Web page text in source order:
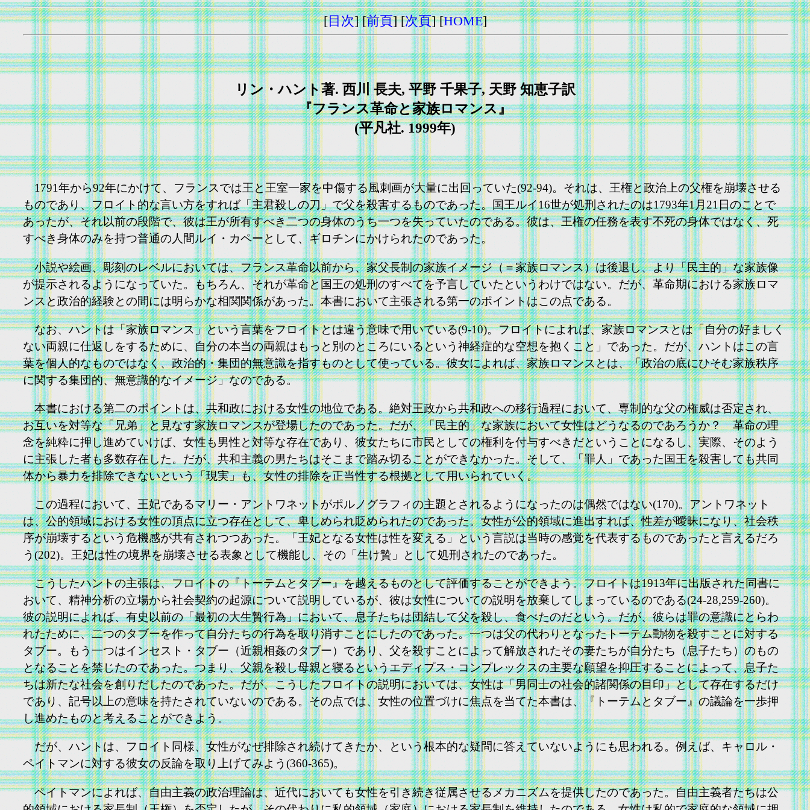
[目次] [前頁] [次頁] [HOME]
リン・ハント著. 西川 長夫, 平野 千果子, 天野 知恵子訳
『フランス革命と家族ロマンス』
(平凡社. 1999年)
1791年から92年にかけて、フランスでは王と王室一家を中傷する風刺画が大量に出回っていた(92-94)。それは、王権と政治上の父権を崩壊させる
ものであり、フロイト的な言い方をすれば「主君殺しの刀」で父を殺害するものであった。国王ルイ16世が処刑されたのは1793年1月21日のことで
あったが、それ以前の段階で、彼は王が所有すべき二つの身体のうち一つを失っていたのである。彼は、王権の任務を表す不死の身体ではなく、死
すべき身体のみを持つ普通の人間ルイ・カペーとして、ギロチンにかけられたのであった。
小説や絵画、彫刻のレベルにおいては、フランス革命以前から、家父長制の家族イメージ（＝家族ロマンス）は後退し、より「民主的」な家族像
が提示されるようになっていた。もちろん、それが革命と国王の処刑のすべてを予言していたというわけではない。だが、革命期における家族ロマ
ンスと政治的経験との間には明らかな相関関係があった。本書において主張される第一のポイントはこの点である。
なお、ハントは「家族ロマンス」という言葉をフロイトとは違う意味で用いている(9-10)。フロイトによれば、家族ロマンスとは「自分の好ましく
ない両親に仕返しをするために、自分の本当の両親はもっと別のところにいるという神経症的な空想を抱くこと」であった。だが、ハントはこの言
葉を個人的なものではなく、政治的・集団的無意識を指すものとして使っている。彼女によれば、家族ロマンスとは、「政治の底にひそむ家族秩序
に関する集団的、無意識的なイメージ」なのである。
本書における第二のポイントは、共和政における女性の地位である。絶対王政から共和政への移行過程において、専制的な父の権威は否定され、
お互いを対等な「兄弟」と見なす家族ロマンスが登場したのであった。だが、「民主的」な家族において女性はどうなるのであろうか？ 革命の理
念を純粋に押し進めていけば、女性も男性と対等な存在であり、彼女たちに市民としての権利を付与すべきだということになるし、実際、そのよう
に主張した者も多数存在した。だが、共和主義の男たちはそこまで踏み切ることができなかった。そして、「罪人」であった国王を殺害しても共同
体から暴力を排除できないという「現実」も、女性の排除を正当性する根拠として用いられていく。
この過程において、王妃であるマリー・アントワネットがポルノグラフィの主題とされるようになったのは偶然ではない(170)。アントワネット
は、公的領域における女性の頂点に立つ存在として、卑しめられ貶められたのであった。女性が公的領域に進出すれば、性差が曖昧になり、社会秩
序が崩壊するという危機感が共有されつつあった。「王妃となる女性は性を変える」という言説は当時の感覚を代表するものであったと言えるだろ
う(202)。王妃は性の境界を崩壊させる表象として機能し、その「生け贄」として処刑されたのであった。
こうしたハントの主張は、フロイトの『トーテムとタブー』を越えるものとして評価することができよう。フロイトは1913年に出版された同書に
おいて、精神分析の立場から社会契約の起源について説明しているが、彼は女性についての説明を放棄してしまっているのである(24-28,259-260)。
彼の説明によれば、有史以前の「最初の大生贄行為」において、息子たちは団結して父を殺し、食べたのだという。だが、彼らは罪の意識にとらわ
れたために、二つのタブーを作って自分たちの行為を取り消すことにしたのであった。一つは父の代わりとなったトーテム動物を殺すことに対する
タブー。もう一つはインセスト・タブー（近親相姦のタブー）であり、父を殺すことによって解放されたその妻たちが自分たち（息子たち）のもの
となることを禁じたのであった。つまり、父親を殺し母親と寝るというエディプス・コンプレックスの主要な願望を抑圧することによって、息子た
ちは新たな社会を創りだしたのであった。だが、こうしたフロイトの説明においては、女性は「男同士の社会的諸関係の目印」として存在するだけ
であり、記号以上の意味を持たされていないのである。その点では、女性の位置づけに焦点を当てた本書は、『トーテムとタブー』の議論を一歩押
し進めたものと考えることができよう。
だが、ハントは、フロイト同様、女性がなぜ排除され続けてきたか、という根本的な疑問に答えていないようにも思われる。例えば、キャロル・
ペイトマンに対する彼女の反論を取り上げてみよう(360-365)。
ペイトマンによれば、自由主義の政治理論は、近代においても女性を引き続き従属させるメカニズムを提供したのであった。自由主義者たちは公